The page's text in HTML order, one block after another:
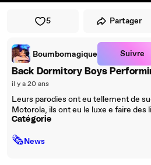
5 Partager
Boumbomagique Suivre
Back Dormitory Boys
il y a 20 ans
Leurs parodies ont eu tellement de
Motorola, ils ont eu le luxe e faire des
Catégorie
🗞News